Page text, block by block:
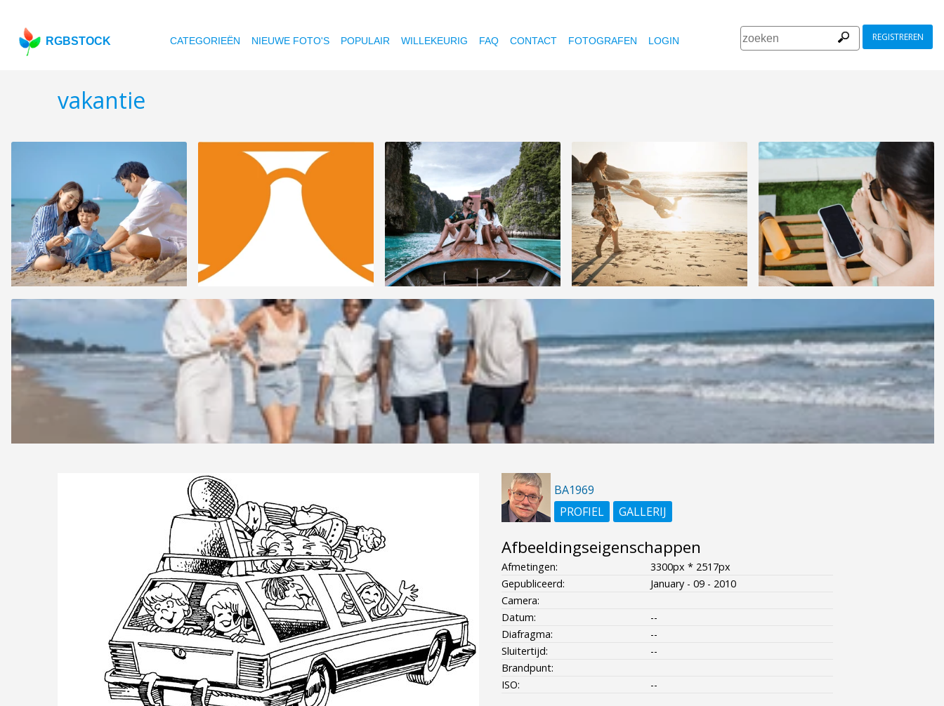
RGBSTOCK CATEGORIEËN NIEUWE FOTO'S POPULAIR WILLEKEURIG FAQ CONTACT FOTOGRAFEN LOGIN REGISTREREN
vakantie
BA1969
PROFIEL
GALLERIJ
Afbeeldingseigenschappen
Afmetingen:
3300px * 2517px
Gepubliceerd:
January - 09 - 2010
Camera:
Datum:
--
Diafragma:
--
Sluitertijd:
--
Brandpunt:
ISO:
--